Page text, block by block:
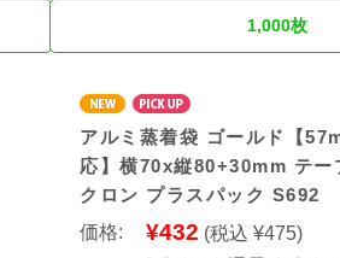
1,000枚
アルミ蒸着袋 ゴールド【
応】横70x縦80+30mm テー
クロン プラスパック S692
価格:
¥432 (税込 ¥475)